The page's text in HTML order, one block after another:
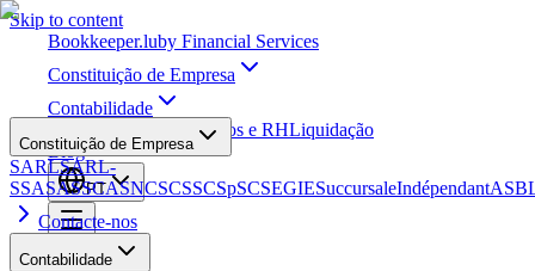
Skip to content
Bookkeeper.luby Financial Services
Constituição de Empresa
Contabilidade
Salários e RHLiquidação
Blog
PT
Constituição de Empresa
SARLSARL-
SSASASSCASNCSCSSCSpSCSEGIESuccursaleIndépendant
Contacte-nos
Contabilidade